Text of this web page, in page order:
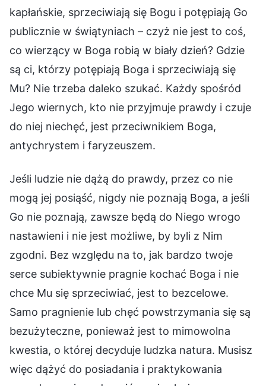
kapłańskie, sprzeciwiają się Bogu i potępiają Go
publicznie w świątyniach – czyż nie jest to coś,
co wierzący w Boga robią w biały dzień? Gdzie
są ci, którzy potępiają Boga i sprzeciwiają się
Mu? Nie trzeba daleko szukać. Każdy spośród
Jego wiernych, kto nie przyjmuje prawdy i czuje
do niej niechęć, jest przeciwnikiem Boga,
antychrystem i faryzeuszem.
Jeśli ludzie nie dążą do prawdy, przez co nie
mogą jej posiąść, nigdy nie poznają Boga, a jeśli
Go nie poznają, zawsze będą do Niego wrogo
nastawieni i nie jest możliwe, by byli z Nim
zgodni. Bez względu na to, jak bardzo twoje
serce subiektywnie pragnie kochać Boga i nie
chce Mu się sprzeciwiać, jest to bezcelowe.
Samo pragnienie lub chęć powstrzymania się są
bezużyteczne, ponieważ jest to mimowolna
kwestia, o której decyduje ludzka natura. Musisz
więc dążyć do posiadania i praktykowania